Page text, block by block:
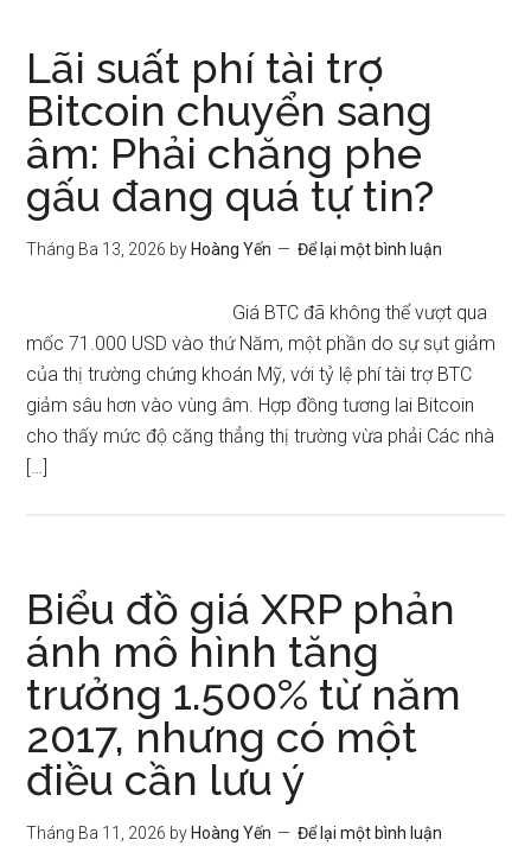
Lãi suất phí tài trợ
Bitcoin chuyển sang
âm: Phải chăng phe
gấu đang quá tự tin?
Tháng Ba 13, 2026 by Hoàng Yến Để lại một bình luận
Giá BTC đã không thể vượt qua
mốc 71.000 USD vào thứ Năm, một phần do sự sụt giảm
của thị trường chứng khoán Mỹ, với tỷ lệ phí tài trợ BTC
giảm sâu hơn vào vùng âm. Hợp đồng tương lai Bitcoin
cho thấy mức độ căng thẳng thị trường vừa phải Các nhà
[…]
Biểu đồ giá XRP phản
ánh mô hình tăng
trưởng 1.500% từ năm
2017, nhưng có một
điều cần lưu ý
Tháng Ba 11, 2026 by Hoàng Yến Để lại một bình luận